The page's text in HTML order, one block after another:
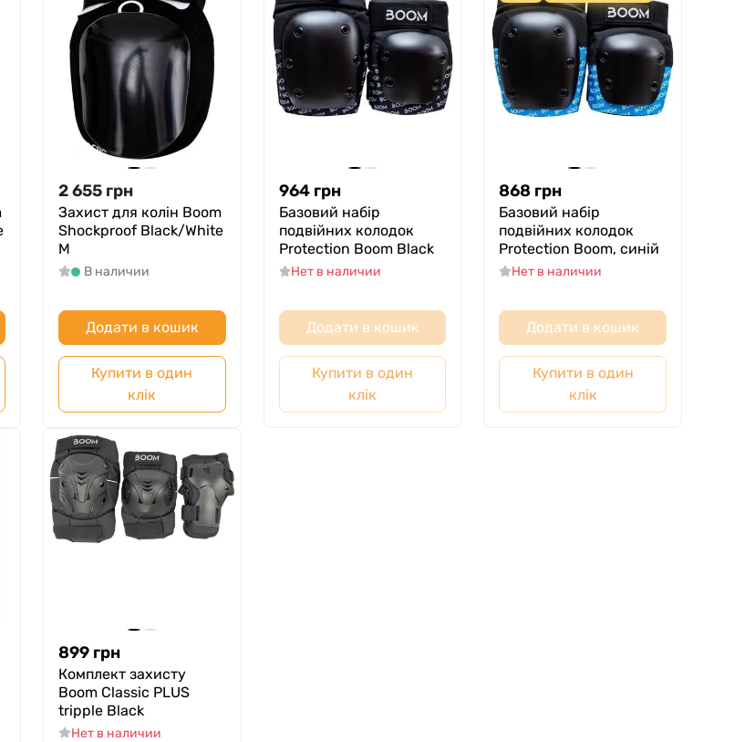
2 655 грн
Захист для колін Boom
Shockproof Black/White
M
В наличии
Додати в кошик
Купити в один
клік
964 грн
Базовий набір
подвійних колодок
Protection Boom Black
Нет в наличии
Додати в кошик
Купити в один
клік
868 грн
Базовий набір
подвійних колодок
Protection Boom, синій
Нет в наличии
Додати в кошик
Купити в один
клік
899 грн
Комплект захисту
Boom Classic PLUS
tripple Black
Нет в наличии